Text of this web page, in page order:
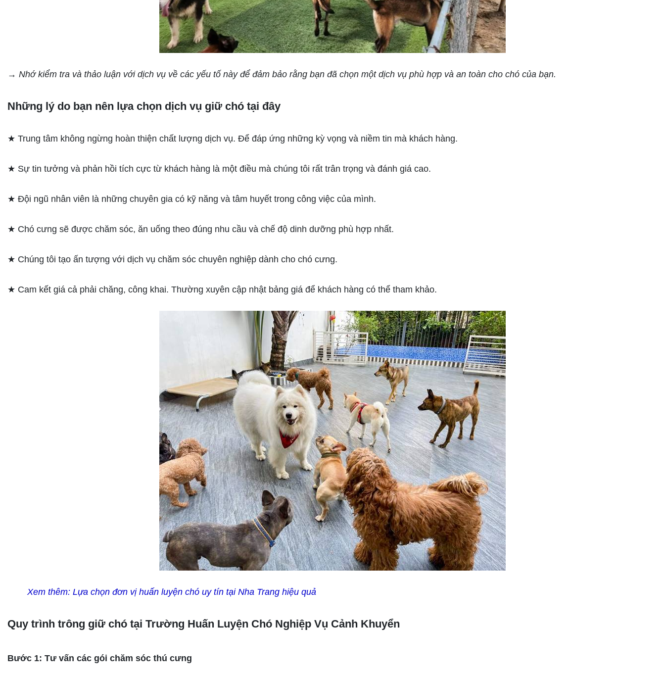
→ Nhớ kiểm tra và thảo luận với dịch vụ về các yếu tố này để đảm bảo rằng bạn đã chọn một dịch vụ phù hợp và an toàn cho chó của bạn.
Những lý do bạn nên lựa chọn dịch vụ giữ chó tại đây
★ Trung tâm không ngừng hoàn thiện chất lượng dịch vụ. Để đáp ứng những kỳ vọng và niềm tin mà khách hàng.
★ Sự tin tưởng và phản hồi tích cực từ khách hàng là một điều mà chúng tôi rất trân trọng và đánh giá cao.
★ Đội ngũ nhân viên là những chuyên gia có kỹ năng và tâm huyết trong công việc của mình.
★ Chó cưng sẽ được chăm sóc, ăn uống theo đúng nhu cầu và chế độ dinh dưỡng phù hợp nhất.
★ Chúng tôi tạo ấn tượng với dịch vụ chăm sóc chuyên nghiệp dành cho chó cưng.
★ Cam kết giá cả phải chăng, công khai. Thường xuyên cập nhật bảng giá để khách hàng có thể tham khảo.
Xem thêm: Lựa chọn đơn vị huấn luyện chó uy tín tại Nha Trang hiệu quả
Quy trình trông giữ chó tại Trường Huấn Luyện Chó Nghiệp Vụ Cảnh Khuyển
Bước 1: Tư vấn các gói chăm sóc thú cưng